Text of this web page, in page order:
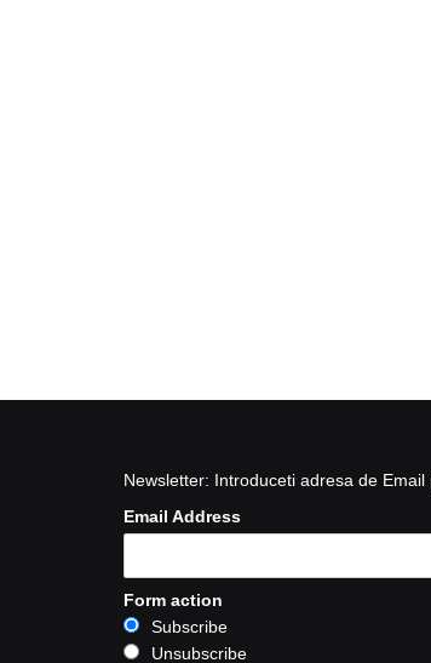
Newsletter: Introduceti adresa de
Email Address
Form action
Subscribe
Unsubscribe